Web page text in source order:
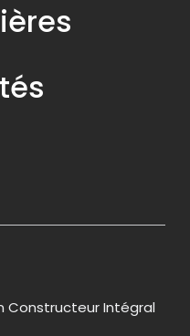
Constructeur Intégral